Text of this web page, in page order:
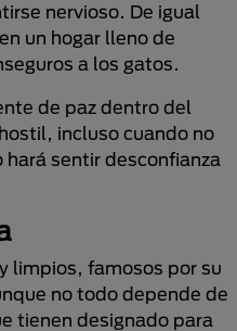
nervioso. De igual
un hogar lleno de
a los gatos.
de paz dentro del
incluso cuando no
sentir desconfianza
limpios, famosos por su
no todo depende de
tienen designado para